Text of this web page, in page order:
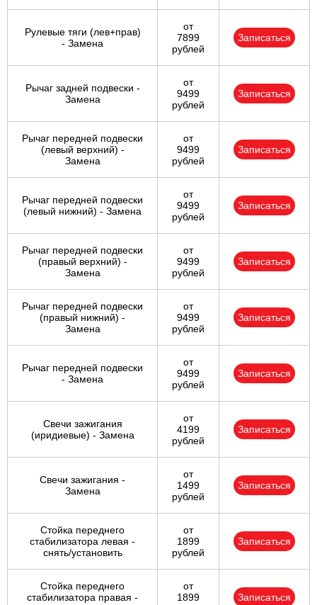
Рулевые тяги (лев+прав)
- Замена
от
7899
рублей
Записаться
Рычаг задней подвески -
Замена
от
9499
рублей
Записаться
Рычаг передней подвески
(левый верхний) -
Замена
от
9499
рублей
Записаться
Рычаг передней подвески
(левый нижний) - Замена
от
9499
рублей
Записаться
Рычаг передней подвески
(правый верхний) -
Замена
от
9499
рублей
Записаться
Рычаг передней подвески
(правый нижний) -
Замена
от
9499
рублей
Записаться
Рычаг передней подвески
- Замена
от
9499
рублей
Записаться
Свечи зажигания
(иридиевые) - Замена
от
4199
рублей
Записаться
Свечи зажигания -
Замена
от
1499
рублей
Записаться
Стойка переднего
стабилизатора левая -
снять/установить
от
1899
рублей
Записаться
Стойка переднего
стабилизатора правая -
от
1899
Записаться